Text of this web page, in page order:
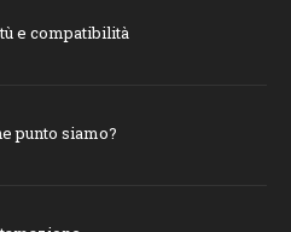
e compatibilità
punto siamo?